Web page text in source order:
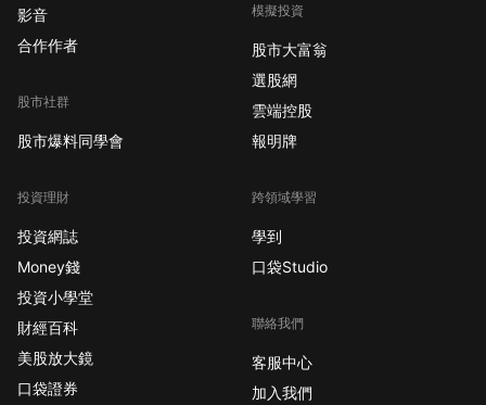
影音
合作作者
股市社群
股市爆料同學會
投資理財
投資網誌
Money錢
投資小學堂
財經百科
美股放大鏡
口袋證券
模擬投資
股市大富翁
選股網
雲端控股
報明牌
跨領域學習
學到
口袋Studio
聯絡我們
客服中心
加入我們